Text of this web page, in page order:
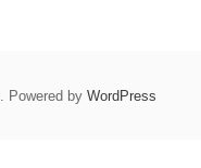
Powered by WordPress